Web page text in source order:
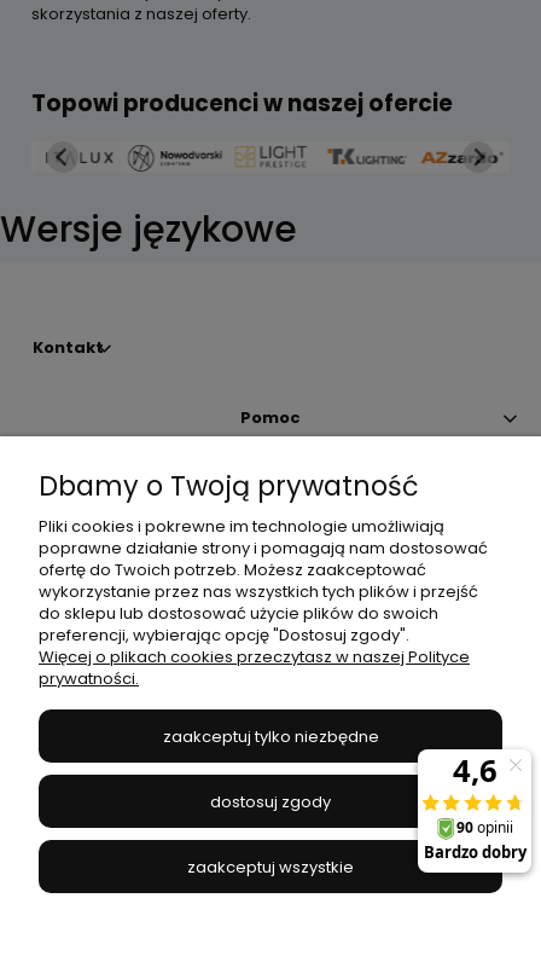
skorzystania z naszej oferty.
Topowi producenci w naszej ofercie
Wersje językowe
Kontakt
Pomoc
Moje konto
Płatności i dostawa
Informacje
JANEX
669-050-03-43
504 545 749//E-mail:sklep@janexmarket.pl
Dbamy o Twoją prywatność
Pliki cookies i pokrewne im technologie umożliwiają
poprawne działanie strony i pomagają nam dostosować
ofertę do Twoich potrzeb. Możesz zaakceptować
wykorzystanie przez nas wszystkich tych plików i przejść
do sklepu lub dostosować użycie plików do swoich
preferencji, wybierając opcję "Dostosuj zgody".
Więcej o plikach cookies przeczytasz w naszej Polityce
prywatności.
zaakceptuj tylko niezbędne
dostosuj zgody
zaakceptuj wszystkie